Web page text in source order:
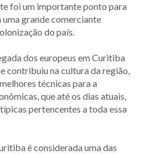
foi um importante ponto para
grande comerciante
do país.
dos europeus em Curitiba
contribuiu na cultura da região,
técnicas para a
que até os dias atuais,
pertencentes a toda essa
é considerada uma das